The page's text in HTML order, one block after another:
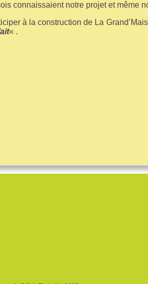
connaissaient notre projet et même
à la construction de La
« .